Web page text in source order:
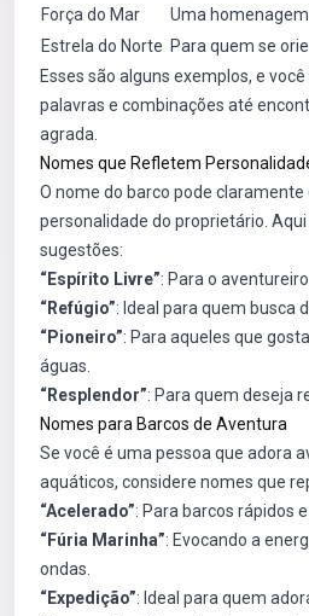
Força do Mar
Uma
Estrela do Norte Para quem se
Esses são alguns exemplos, e
palavras e combinações até
agrada.
Nomes que Refletem
O nome do barco pode claramente
personalidade do proprietário.
sugestões:
“Espírito Livre”: Para o
“Refúgio”: Ideal para quem busca
“Pioneiro”: Para aqueles que
águas.
“Resplendor”: Para quem deseja
Nomes para Barcos de Aventura
Se você é uma pessoa que adora
aquáticos, considere nomes que
“Acelerado”: Para barcos rápidos
“Fúria Marinha”: Evocando a
ondas.
“Expedição”: Ideal para quem